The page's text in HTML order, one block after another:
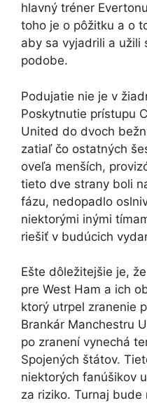
hlavný tréner
toho je o pôžitku a o
aby sa vyjadrili a užili
podobe.
Podujatie nie je v
Poskytnutie prístupu
United do dvoch
zatiaľ čo ostatných
oveľa menších,
tieto dve strany boli
fázu, nedopadlo
niektorými inými
riešiť v budúcich
Ešte dôležitejšie je,
pre West Ham a ich
ktorý utrpel zranenie
Brankár Manchestru
po zranení vynechá
Spojených štátov.
niektorých fanúšikov
za riziko. Turnaj